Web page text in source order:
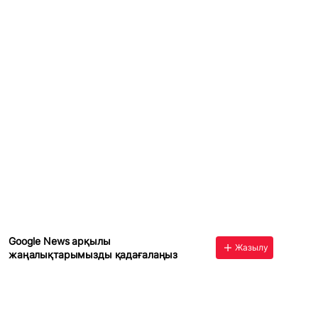
Google News арқылы
жаңалықтарымызды қадағалаңыз
Жазылу